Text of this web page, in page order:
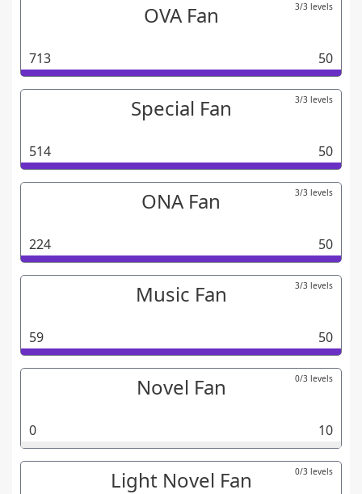
OVA Fan 3/3 levels
713 50
Special Fan 3/3 levels
514 50
ONA Fan 3/3 levels
224 50
Music Fan 3/3 levels
59 50
Novel Fan 0/3 levels
0 10
Light Novel Fan 0/3 levels